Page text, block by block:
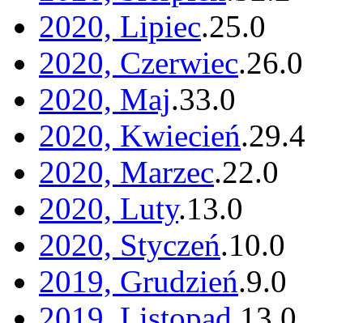
2020, Lipiec.25.0
2020, Czerwiec.26.0
2020, Maj.33.0
2020, Kwiecień.29.4
2020, Marzec.22.0
2020, Luty.13.0
2020, Styczeń.10.0
2019, Grudzień.9.0